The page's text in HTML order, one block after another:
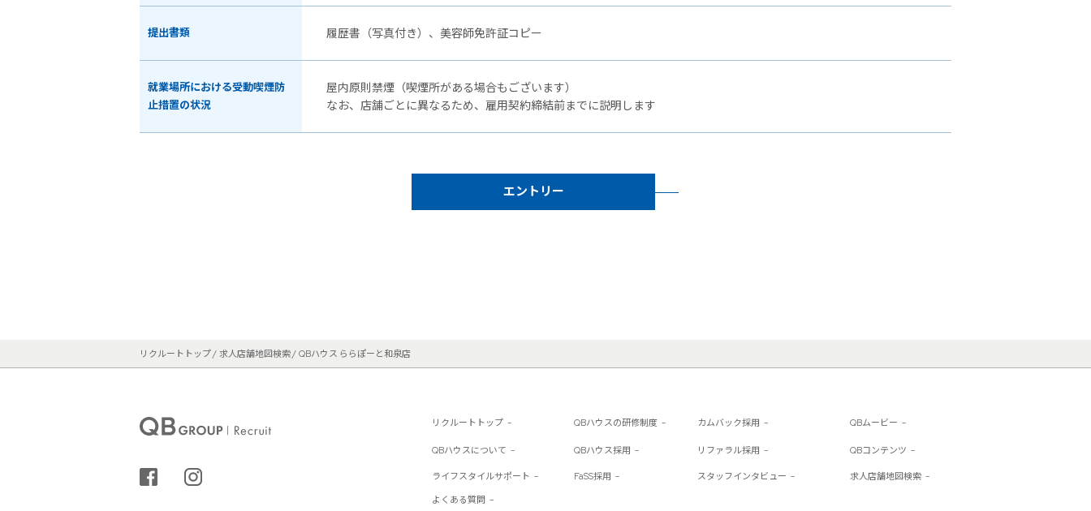
提出書類 履歴書（写真付き）、美容師免許証コピー
就業場所における受動喫煙防
止措置の状況
屋内原則禁煙（喫煙所がある場合もございます）
なお、店舗ごとに異なるため、雇用契約締結前までに説明します
エントリー
リクルートトップ 求人店舗地図検索 QBハウス ららぽーと和泉店
シェアする
リクルートトップ
QBハウスについて
ライフスタイルサポート
QBハウスの研修制度
QBハウス採用
FaSS採用
カムバック採用
リファラル採用
スタッフインタビュー
QBムービー
QBコンテンツ
求人店舗地図検索
よくある質問